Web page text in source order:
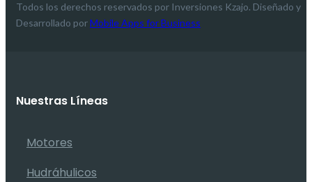
Todos los derechos reservados por Inversiones Kzajo. Diseñado y
Desarrollado porMobile Apps for Business
Nuestras Líneas
Motores
Hudráhulicos